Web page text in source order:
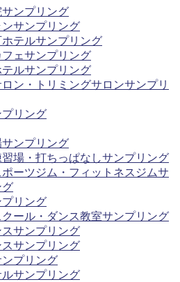
ンプリング
ンサンプリング
テルサンプリング
フェサンプリング
ルサンプリング
ン・トリミングサロンサンプリ
リング
サンプリング
習場・打ちっぱなしサンプリング
ポーツジム・フィットネスジムサ
グ
プリング
クール・ダンス教室サンプリング
サンプリング
サンプリング
プリング
サンプリング